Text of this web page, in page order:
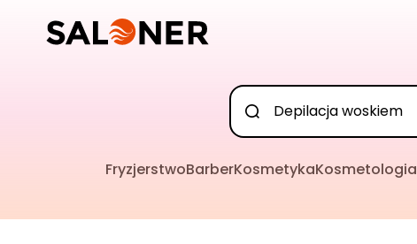
FryzjerstwoBarberKosmetykaKosmetologia